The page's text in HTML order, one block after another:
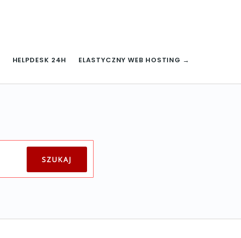
HELPDESK 24H ELASTYCZNY WEB HOSTING →